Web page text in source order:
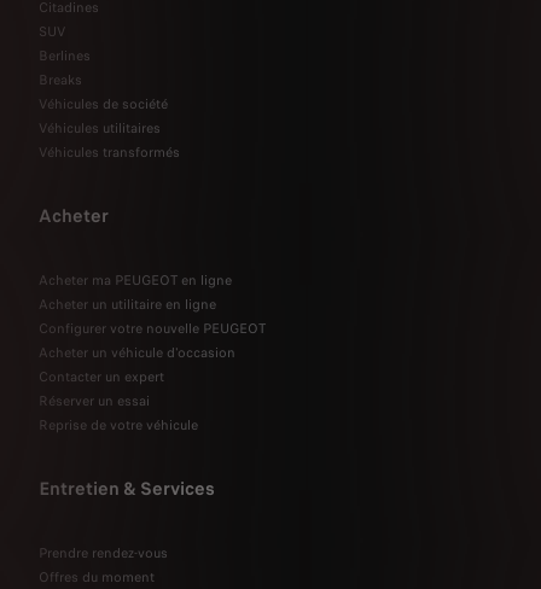
Citadines
SUV
Berlines
Breaks
Véhicules de société
Véhicules utilitaires
Véhicules transformés
Acheter
Acheter ma PEUGEOT en ligne
Acheter un utilitaire en ligne
Configurer votre nouvelle PEUGEOT
Acheter un véhicule d'occasion
Contacter un expert
Réserver un essai
Reprise de votre véhicule
Entretien & Services
Prendre rendez-vous
Offres du moment